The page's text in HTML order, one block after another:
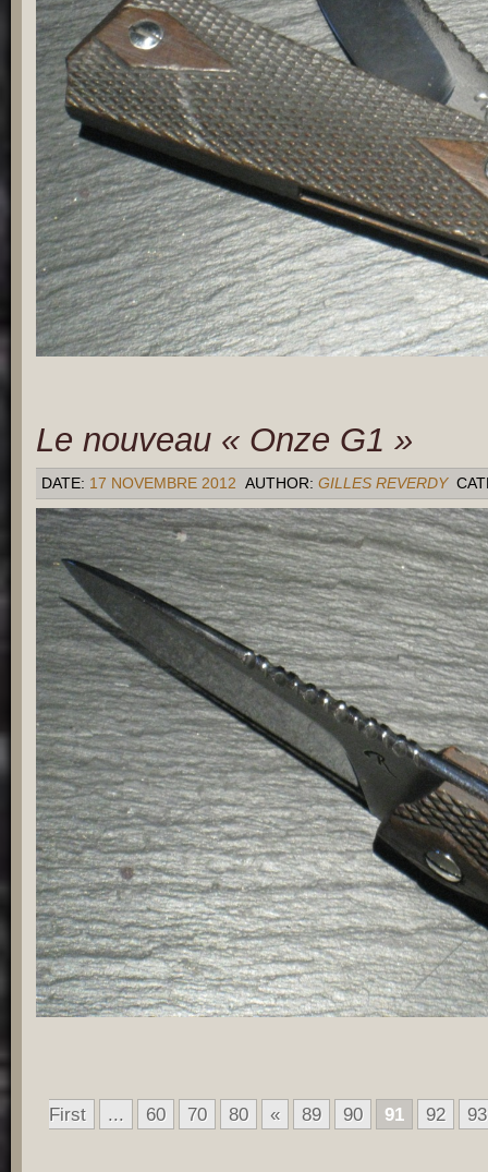
Le nouveau « Onze G1 »
DATE: 17 NOVEMBRE 2012 AUTHOR: GILLES REVERDY
First ... 60 70 80 « 89 90 91 92 93